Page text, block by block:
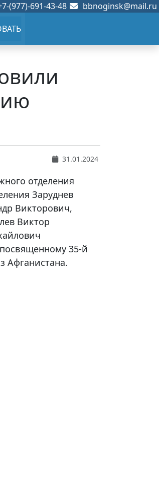
(977)-691-43-48 bbnoginsk@mail.ru
31.01.2024
отделения
Заруднев
Викторович,
Виктор
35-й
Афганистана.